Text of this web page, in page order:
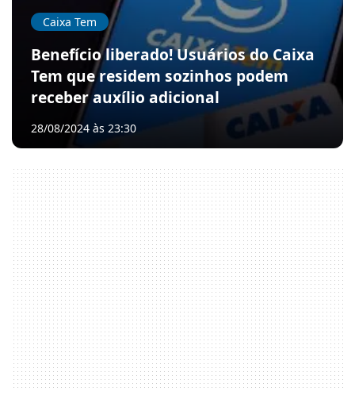
Caixa Tem
Benefício liberado! Usuários do Caixa
Tem que residem sozinhos podem
receber auxílio adicional
28/08/2024 às 23:30